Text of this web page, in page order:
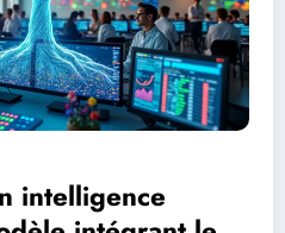
intelligence